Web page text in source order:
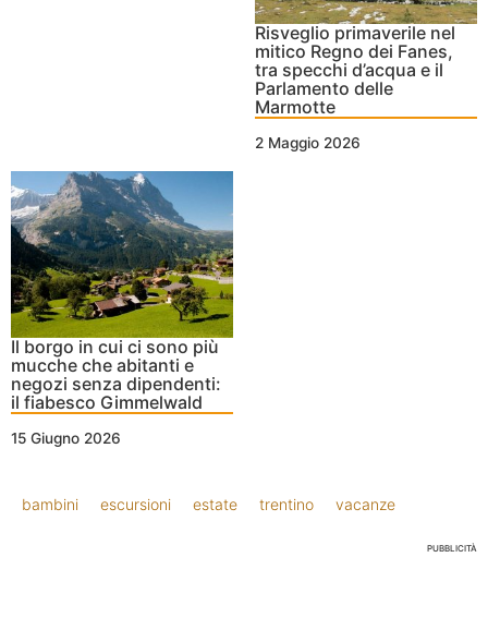
Risveglio primaverile nel
mitico Regno dei Fanes,
tra specchi d’acqua e il
Parlamento delle
Marmotte
2 Maggio 2026
Il borgo in cui ci sono più
mucche che abitanti e
negozi senza dipendenti:
il fiabesco Gimmelwald
15 Giugno 2026
bambini escursioni estate trentino vacanze
PUBBLICITÀ